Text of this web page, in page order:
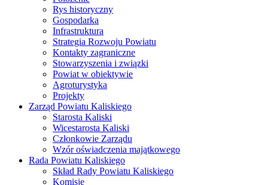
Rys historyczny
Gospodarka
Infrastruktura
Strategia Rozwoju Powiatu
Kontakty zagraniczne
Stowarzyszenia i związki
Powiat w obiektywie
Agroturystyka
Projekty
Zarząd Powiatu Kaliskiego
Starosta Kaliski
Wicestarosta Kaliski
Członkowie Zarządu
Wzór oświadczenia majątkowego
Rada Powiatu Kaliskiego
Skład Rady Powiatu Kaliskiego
Komisje